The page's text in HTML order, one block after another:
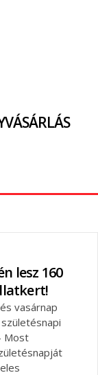
Iskolája 2010
szakmai és
keretén
és a
lesz 160
vasárnap
Most